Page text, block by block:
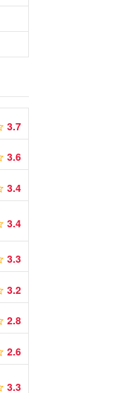
3.7
3.6
3.4
3.4
3.3
3.2
2.8
2.6
3.3